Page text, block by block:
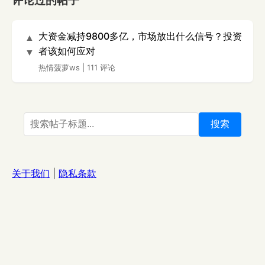
▲
▼
大资金减持9800多亿，市场放出什么信号？投资
者该如何应对
热情菠萝ws 111 评论
搜索
关于我们 隐私条款